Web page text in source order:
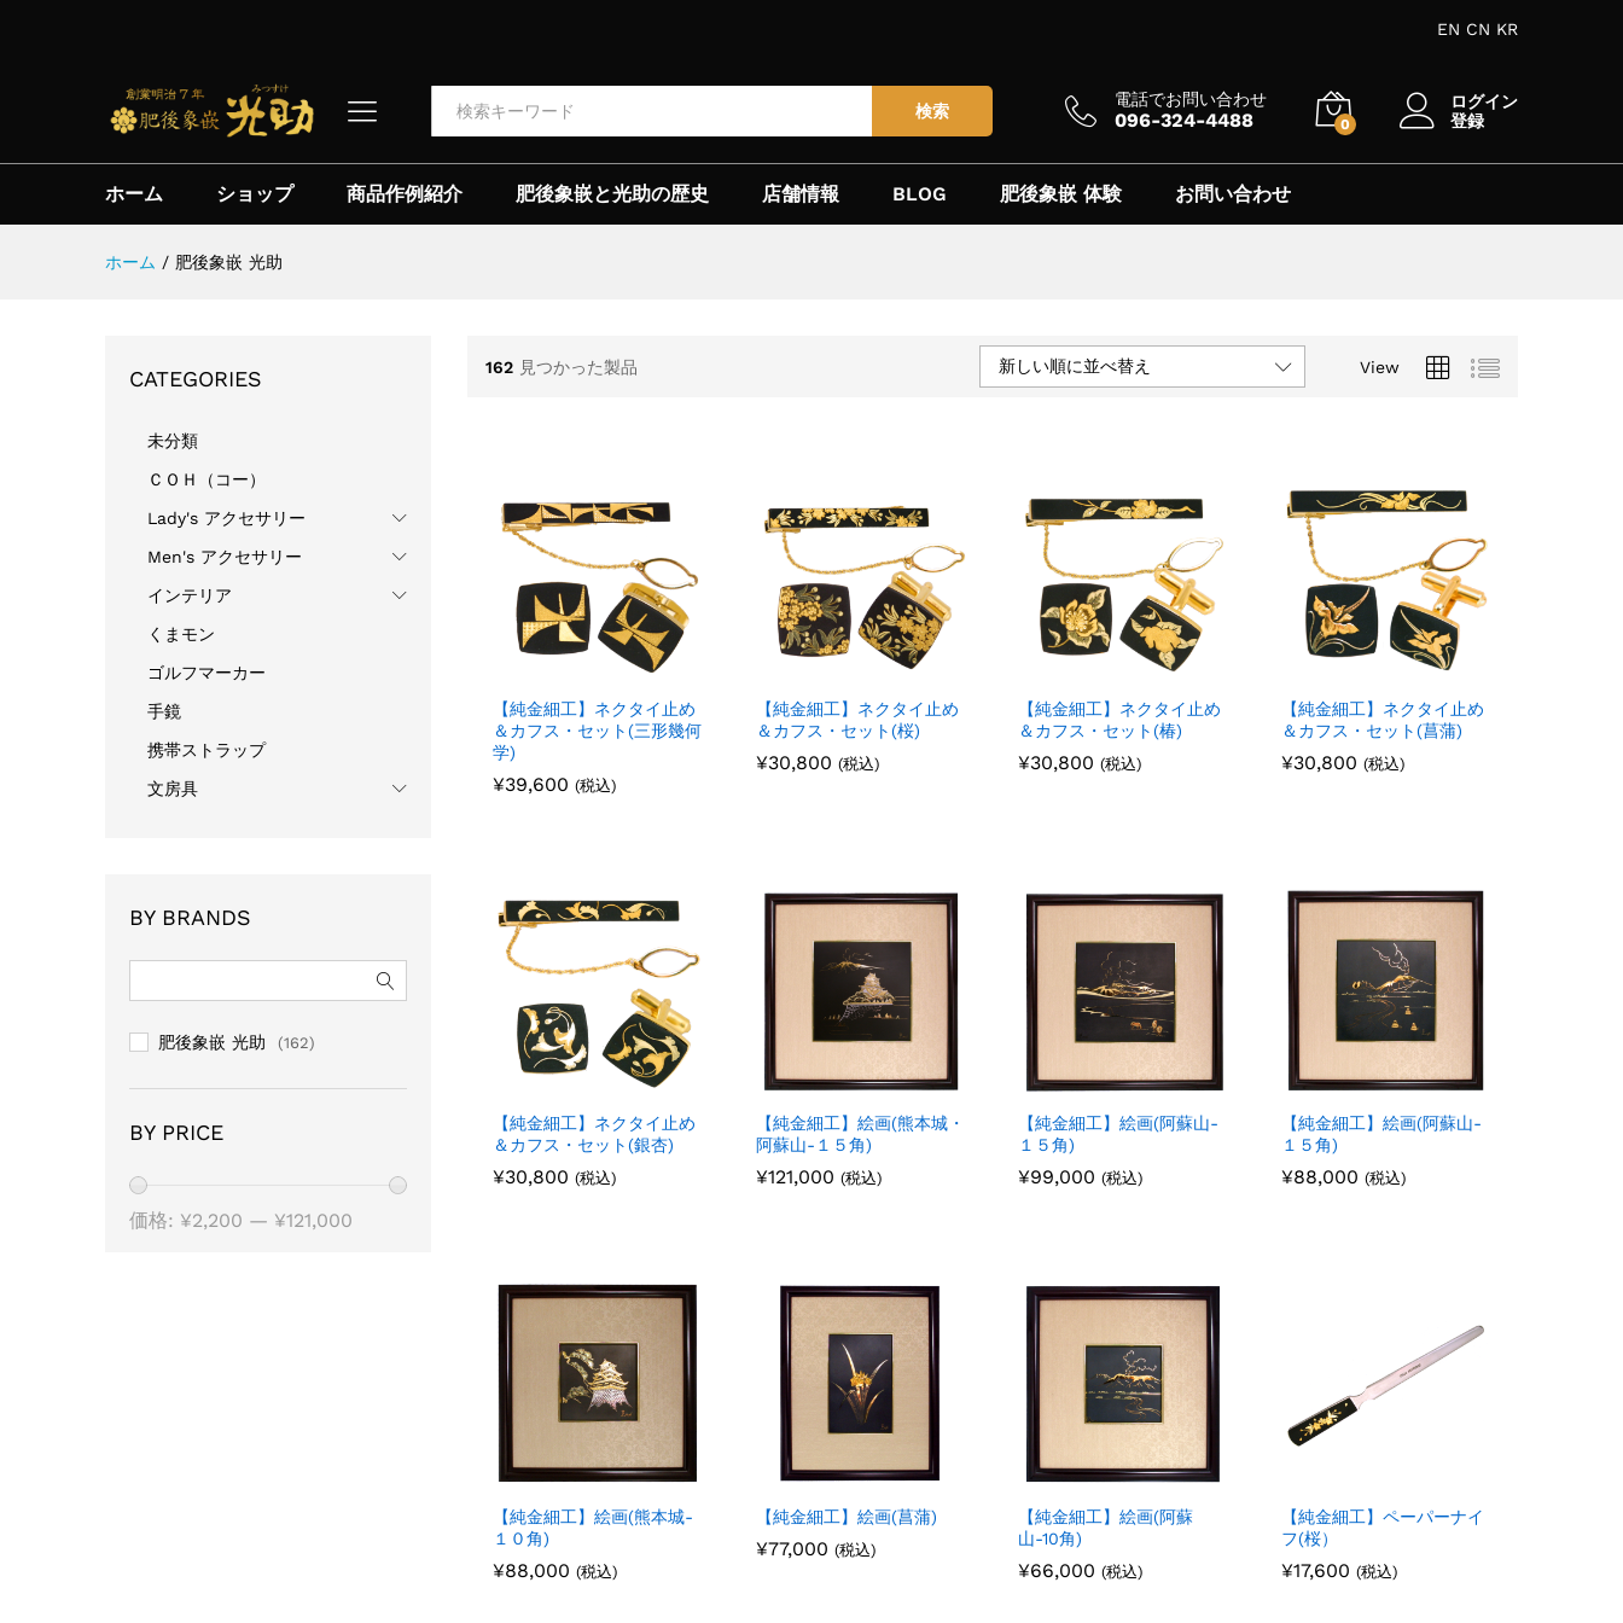
EN CN KR
全て 検索
電話でお問い合わせ
096-324-4488 0
ログイン
登録
ホーム ショップ 商品作例紹介 肥後象嵌と光助の歴史 店舗情報 BLOG 肥後象嵌 体験 お問い合わせ
ホーム / 肥後象嵌 光助
162 見つかった製品 View
新しい順に並べ替え
【純金細工】ネクタイ止め
＆カフス・セット(三形幾何
学)
¥39,600 (税込)
¥39,600
【純金細工】ネクタイ止め
＆カフス・セット(桜)
¥30,800 (税込)
¥30,800
【純金細工】ネクタイ止め
＆カフス・セット(椿)
¥30,800 (税込)
¥30,800
【純金細工】ネクタイ止め
＆カフス・セット(菖蒲)
¥30,800 (税込)
¥30,800
【純金細工】ネクタイ止め
＆カフス・セット(銀杏)
¥30,800 (税込)
¥30,800
【純金細工】絵画(熊本城・
阿蘇山-１５角)
¥121,000 (税込)
¥121,000
【純金細工】絵画(阿蘇山-
１５角)
¥99,000 (税込)
¥99,000
【純金細工】絵画(阿蘇山-
１５角)
¥88,000 (税込)
¥88,000
【純金細工】絵画(熊本城-
１０角)
¥88,000 (税込)
¥88,000
【純金細工】絵画(菖蒲)
¥77,000 (税込)
¥77,000
【純金細工】絵画(阿蘇
山-10角)
¥66,000 (税込)
¥66,000
【純金細工】ペーパーナイ
フ(桜）
¥17,600 (税込)
¥17,600
CATEGORIES
未分類
ＣＯＨ（コー）
Lady's アクセサリー
Men's アクセサリー
インテリア
くまモン
ゴルフマーカー
手鏡
携帯ストラップ
文房具
BY BRANDS
肥後象嵌 光助 (162)
BY PRICE
価格: ¥2,200 — ¥121,000